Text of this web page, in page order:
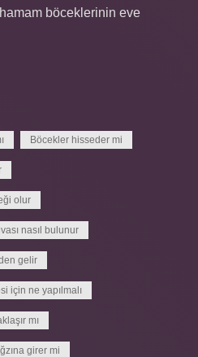
böceklerinin eve
Böcekler hisseder mi
olur
nasıl bulunur
gelir
için ne yapılmalı
mı
girer mi